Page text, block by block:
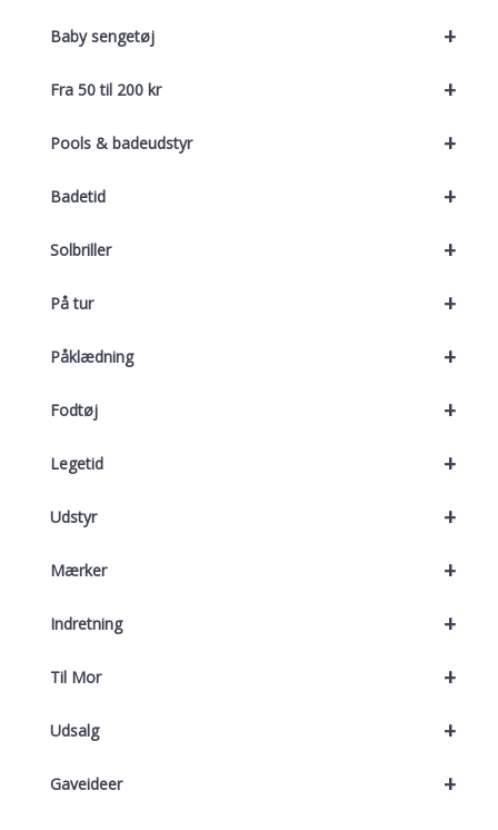
+
Baby sengetøj
+
Fra 50 til 200 kr
+
Pools & badeudstyr
+
Badetid
+
Solbriller
+
På tur
+
Påklædning
+
Fodtøj
+
Legetid
+
Udstyr
+
Mærker
+
Indretning
+
Til Mor
+
Udsalg
+
Gaveideer